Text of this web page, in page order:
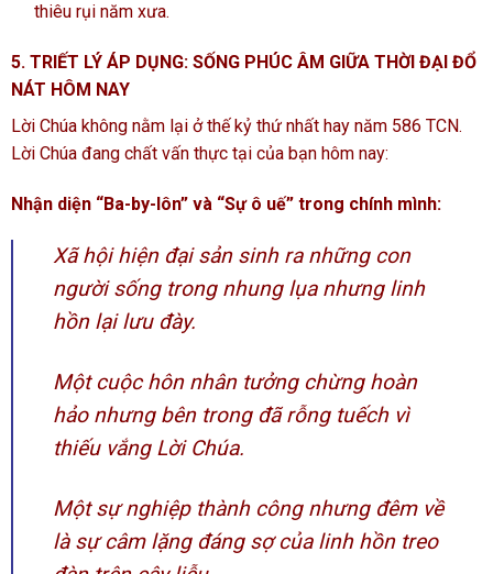
thiêu rụi năm xưa.
5. TRIẾT LÝ ÁP DỤNG: SỐNG PHÚC ÂM GIỮA THỜI ĐẠI ĐỔ
NÁT HÔM NAY
Lời Chúa không nằm lại ở thế kỷ thứ nhất hay năm 586 TCN.
Lời Chúa đang chất vấn thực tại của bạn hôm nay:
Nhận diện “Ba-by-lôn” và “Sự ô uế” trong chính mình:
Xã hội hiện đại sản sinh ra những con
người sống trong nhung lụa nhưng linh
hồn lại lưu đày.
Một cuộc hôn nhân tưởng chừng hoàn
hảo nhưng bên trong đã rỗng tuếch vì
thiếu vắng Lời Chúa.
Một sự nghiệp thành công nhưng đêm về
là sự câm lặng đáng sợ của linh hồn treo